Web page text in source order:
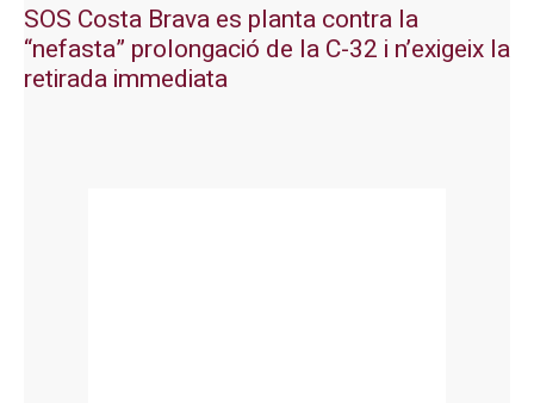
SOS Costa Brava es planta contra la
“nefasta” prolongació de la C-32 i n’exigeix la
retirada immediata